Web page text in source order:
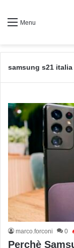
Menu
samsung s21 italia
marco.forconi 0
Perchè